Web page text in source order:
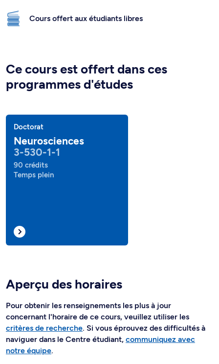
Cours offert aux étudiants libres
Ce cours est offert dans ces
programmes d'études
Doctorat
Neurosciences
3-530-1-1
90 crédits
Temps plein
Aperçu des horaires
Pour obtenir les renseignements les plus à jour
concernant l'horaire de ce cours, veuillez utiliser les
critères de recherche. Si vous éprouvez des difficultés à
naviguer dans le Centre étudiant, communiquez avec
notre équipe.